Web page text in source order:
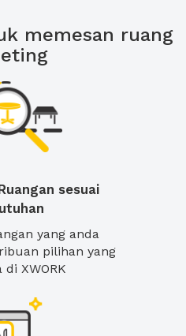
memesan ruang
sesuai
yang anda
pilihan yang
XWORK